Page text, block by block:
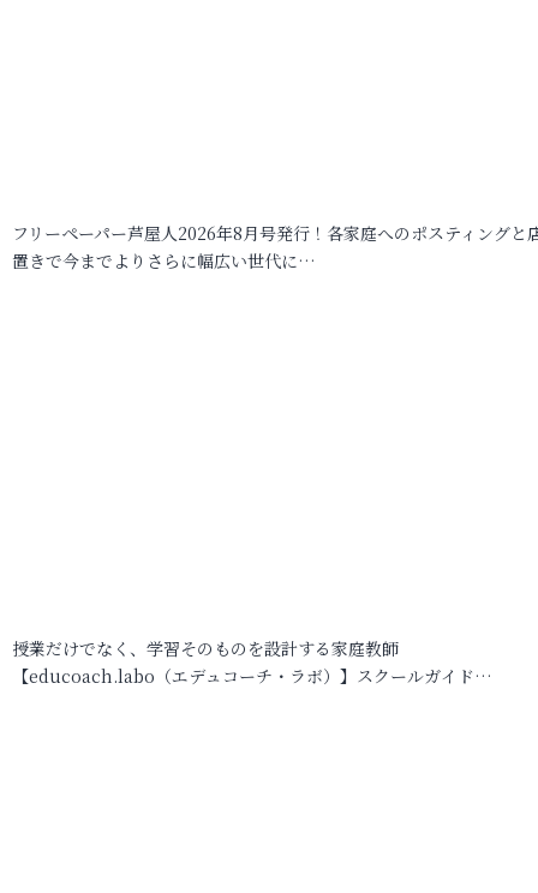
フリーペーパー芦屋人2026年8月号発行！各家庭へのポスティングと
置きで今までよりさらに幅広い世代に…
授業だけでなく、学習そのものを設計する家庭教師
【educoach.labo（エデュコーチ・ラボ）】スクールガイド…